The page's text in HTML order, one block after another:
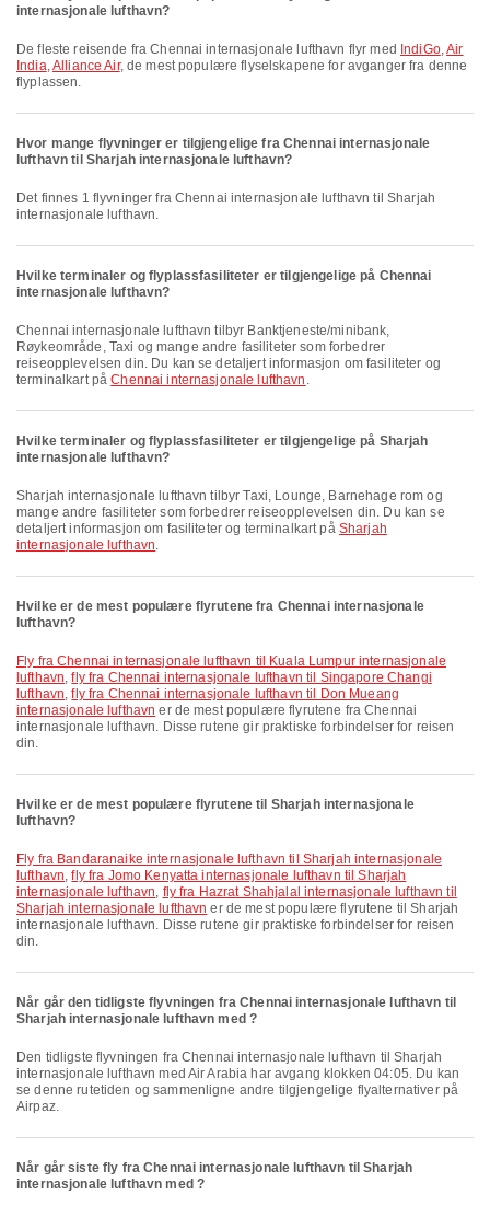
internasjonale lufthavn?
De fleste reisende fra Chennai internasjonale lufthavn flyr med IndiGo,Air
India,Alliance Air, de mest populære flyselskapene for avganger fra denne
flyplassen.
Hvor mange flyvninger er tilgjengelige fra Chennai internasjonale
lufthavn til Sharjah internasjonale lufthavn?
Det finnes 1 flyvninger fra Chennai internasjonale lufthavn til Sharjah
internasjonale lufthavn.
Hvilke terminaler og flyplassfasiliteter er tilgjengelige på Chennai
internasjonale lufthavn?
Chennai internasjonale lufthavn tilbyr Banktjeneste/minibank,
Røykeområde, Taxi og mange andre fasiliteter som forbedrer
reiseopplevelsen din. Du kan se detaljert informasjon om fasiliteter og
terminalkart påChennai internasjonale lufthavn .
Hvilke terminaler og flyplassfasiliteter er tilgjengelige på Sharjah
internasjonale lufthavn?
Sharjah internasjonale lufthavn tilbyr Taxi, Lounge, Barnehage rom og
mange andre fasiliteter som forbedrer reiseopplevelsen din. Du kan se
detaljert informasjon om fasiliteter og terminalkart på Sharjah
internasjonale lufthavn.
Hvilke er de mest populære flyrutene fra Chennai internasjonale
lufthavn?
fly fra Chennai internasjonale lufthavn til Kuala Lumpur internasjonale
lufthavn,fly fra Chennai internasjonale lufthavn til Singapore Changi
lufthavn,fly fra Chennai internasjonale lufthavn til Don Mueang
internasjonale lufthavn er de mest populære flyrutene fra Chennai
internasjonale lufthavn. Disse rutene gir praktiske forbindelser for reisen
din.
Hvilke er de mest populære flyrutene til Sharjah internasjonale
lufthavn?
fly fra Bandaranaike internasjonale lufthavn til Sharjah internasjonale
lufthavn,fly fra Jomo Kenyatta internasjonale lufthavn til Sharjah
internasjonale lufthavn, fly fra Hazrat Shahjalal internasjonale lufthavn til
Sharjah internasjonale lufthavn er de mest populære flyrutene til Sharjah
internasjonale lufthavn. Disse rutene gir praktiske forbindelser for reisen
din.
Når går den tidligste flyvningen fra Chennai internasjonale lufthavn til
Sharjah internasjonale lufthavn med ?
Den tidligste flyvningen fra Chennai internasjonale lufthavn til Sharjah
internasjonale lufthavn med Air Arabia har avgang klokken 04:05. Du kan
se denne rutetiden og sammenligne andre tilgjengelige flyalternativer på
Airpaz.
Når går siste fly fra Chennai internasjonale lufthavn til Sharjah
internasjonale lufthavn med ?